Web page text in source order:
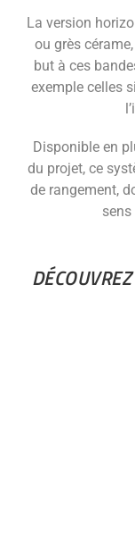
La version
ou grès
but à ces
exemple celles
Disponible en
du projet, ce
de rangement,